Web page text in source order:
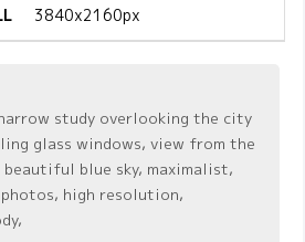
3840x2160px
study overlooking the city
glass windows, view from the
blue sky, maximalist,
high resolution,